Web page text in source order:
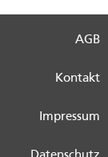
AGB
Kontakt
Impressum